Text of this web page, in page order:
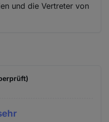
und die Vertreter von